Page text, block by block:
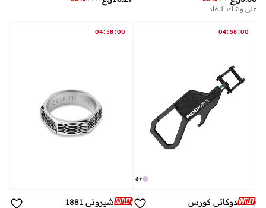
على وشك النفاد
04:58:00
+
3
دوكاتي كورس
04:58:00
شيروتي 1881